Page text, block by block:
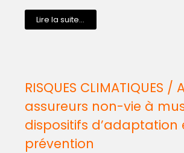
Lire la suite...
RISQUES CLIMATIQUES
assureurs non-vie à
dispositifs d’adaptation
prévention